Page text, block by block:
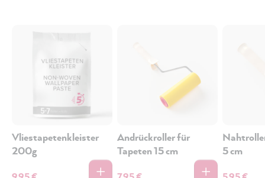
Vliestapetenkleister
200g
Andrückroller für
Tapeten 15 cm
5 cm